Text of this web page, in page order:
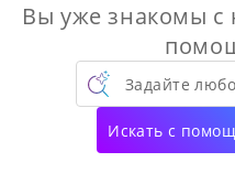
Вы уже знакомы
Задайте
Искать с